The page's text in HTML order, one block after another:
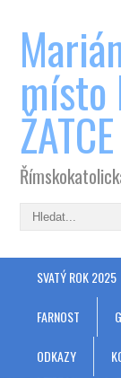
místo
ŽATCE
SVATÝ ROK 2025
FARNOST
ODKAZY